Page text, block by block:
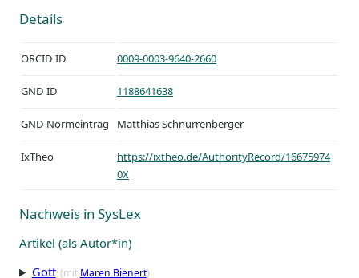
Details
ORCID ID 0009-0003-9640-2660
GND ID 1188641638
GND Normeintrag Matthias Schnurrenberger
IxTheo
https://ixtheo.de/AuthorityRecord/16675974
0X
Nachweis in SysLex
Artikel (als Autor*in)
Gott (mit Maren Bienert)